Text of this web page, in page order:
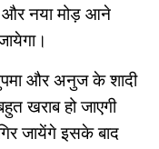
और नया मोड़ आने
और अनुज के शादी
खराब हो जाएगी
जायेंगे इसके बाद